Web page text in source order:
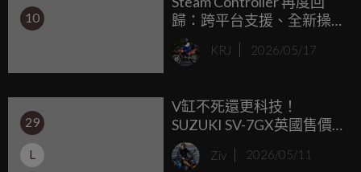
10
歸：跨平台支援、全新操
控體驗
KRJ 2026/05/17
29
L
V缸不死還更科技！
SUZUKI SV-7GX英國售價
公開，滿配電控加進退快
排，台灣售價預測40萬有
Ziv 2026/05/11